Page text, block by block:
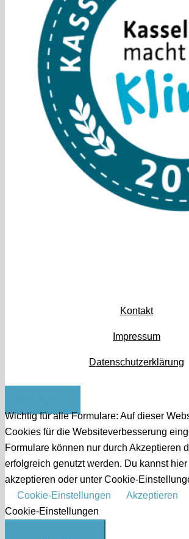
Kontakt
Impressum
Datenschutzerklärung
Wichtig für alle Formulare: Auf dieser
Cookies für die Websiteverbesserung
Formulare können nur durch Akzeptieren
erfolgreich genutzt werden. Du kannst
akzeptieren oder unter Cookie-
Cookie-Einstellungen
Akzeptieren
Cookie-Einstellungen